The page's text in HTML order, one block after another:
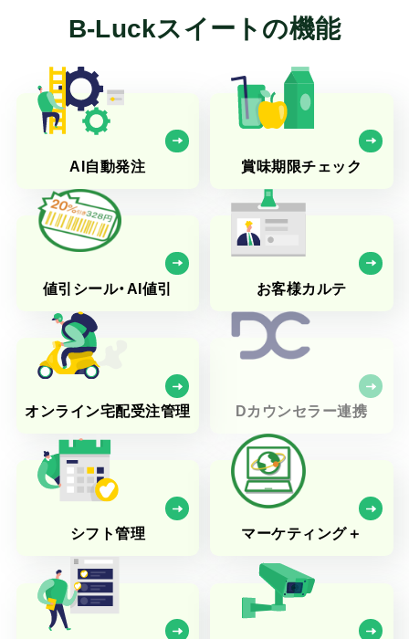
B-Luckスイートの機能
AI自動発注 賞味期限チェック
値引シール・AI値引 お客様カルテ
オンライン宅配受注管理 Dカウンセラー連携
シフト管理 マーケティング＋